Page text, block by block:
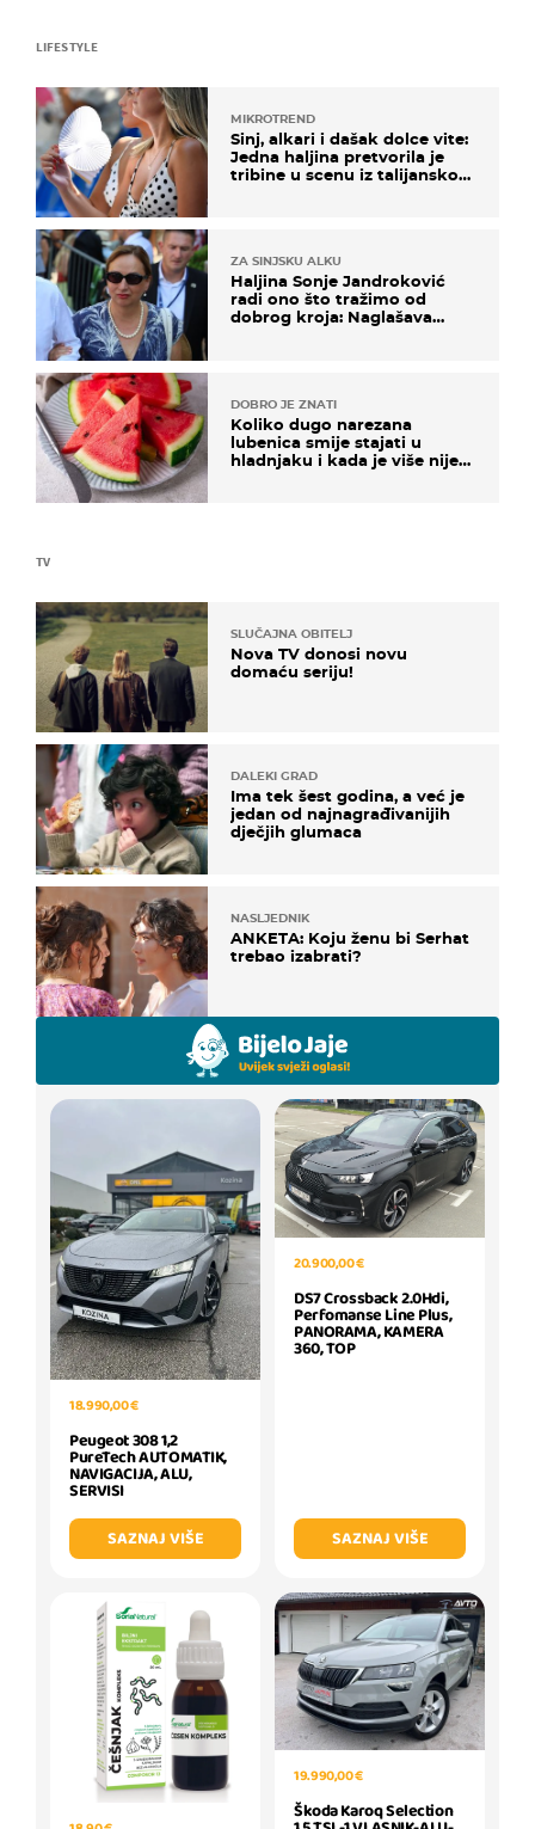
TV
SLUČAJNA OBITELJ
Nova TV donosi novu
domaću seriju!
DALEKI GRAD
Ima tek šest godina, a već je
jedan od najnagrađivanijih
dječjih glumaca
NASLJEDNIK
ANKETA: Koju ženu bi Serhat
trebao izabrati?
LIFESTYLE
MIKROTREND
Sinj, alkari i dašak dolce vite:
Jedna haljina pretvorila je
tribine u scenu iz talijanskog
ZA SINJSKU ALKU
Haljina Sonje Jandroković
radi ono što tražimo od
dobrog kroja: Naglašava
DOBRO JE ZNATI
Koliko dugo narezana
lubenica smije stajati u
hladnjaku i kada je više nije
18.990,00 €
Peugeot 308 1,2
PureTech AUTOMATIK,
NAVIGACIJA, ALU,
SERVISI
SAZNAJ VIŠE
20.900,00 €
DS7 Crossback 2.0Hdi,
Perfomanse Line Plus,
PANORAMA, KAMERA
360, TOP
SAZNAJ VIŠE
19.990,00 €
Škoda Karoq Selection